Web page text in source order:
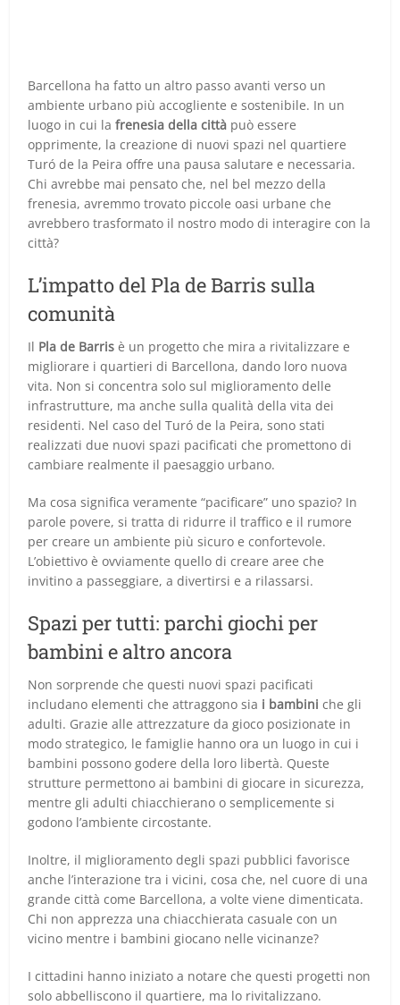
Barcellona ha fatto un altro passo avanti verso un
ambiente urbano più accogliente e sostenibile. In un
luogo in cui lafrenesia della città può essere
opprimente, la creazione di nuovi spazi nel quartiere
Turó de la Peira offre una pausa salutare e necessaria.
Chi avrebbe mai pensato che, nel bel mezzo della
frenesia, avremmo trovato piccole oasi urbane che
avrebbero trasformato il nostro modo di interagire con la
città?
L’impatto del Pla de Barris sulla
comunità
Il Pla de Barris è un progetto che mira a rivitalizzare e
migliorare i quartieri di Barcellona, dando loro nuova
vita. Non si concentra solo sul miglioramento delle
infrastrutture, ma anche sulla qualità della vita dei
residenti. Nel caso del Turó de la Peira, sono stati
realizzati due nuovi spazi pacificati che promettono di
cambiare realmente il paesaggio urbano.
Ma cosa significa veramente “pacificare” uno spazio? In
parole povere, si tratta di ridurre il traffico e il rumore
per creare un ambiente più sicuro e confortevole.
L’obiettivo è ovviamente quello di creare aree che
invitino a passeggiare, a divertirsi e a rilassarsi.
Spazi per tutti: parchi giochi per
bambini e altro ancora
Non sorprende che questi nuovi spazi pacificati
includano elementi che attraggono sia i bambini che gli
adulti. Grazie alle attrezzature da gioco posizionate in
modo strategico, le famiglie hanno ora un luogo in cui i
bambini possono godere della loro libertà. Queste
strutture permettono ai bambini di giocare in sicurezza,
mentre gli adulti chiacchierano o semplicemente si
godono l’ambiente circostante.
Inoltre, il miglioramento degli spazi pubblici favorisce
anche l’interazione tra i vicini, cosa che, nel cuore di una
grande città come Barcellona, a volte viene dimenticata.
Chi non apprezza una chiacchierata casuale con un
vicino mentre i bambini giocano nelle vicinanze?
I cittadini hanno iniziato a notare che questi progetti non
solo abbelliscono il quartiere, ma lo rivitalizzano.